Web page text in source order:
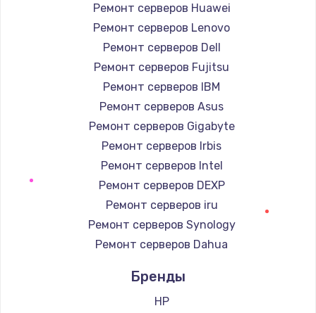
Замена / ремонт электронного модуля
управления
Заказать
Замена конфорки
Заказать
Замена платы сенсора
Заказать
900 руб.
Заказать
Ремонт серверов Huawei
Ремонт серверов Lenovo
Ремонт серверов Dell
Ремонт серверов Fujitsu
Ремонт серверов IBM
Ремонт серверов Asus
Ремонт серверов Gigabyte
Ремонт серверов Irbis
Ремонт серверов Intel
Ремонт серверов DEXP
Ремонт серверов iru
Ремонт серверов Synology
Ремонт серверов Dahua
Бренды
HP